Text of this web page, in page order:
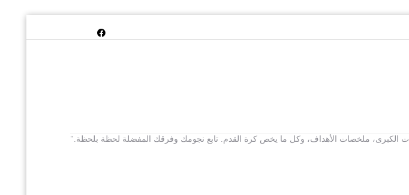
الكبرى، ملخصات الأهداف، وكل ما يخص كرة القدم. تابع نجومك وفرقك المفضلة لحظة بلحظة."